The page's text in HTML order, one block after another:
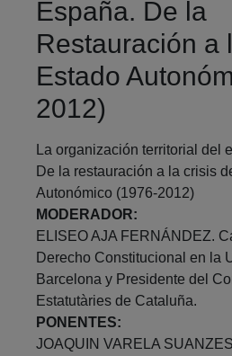
España. De la
Restauración a
Estado
2012)
La organización territorial del
De la restauración a la crisis
Autonómico (1976-2012)
MODERADOR:
ELISEO AJA FERNÁNDEZ.
Derecho Constitucional en la
Barcelona y Presidente del
Estatutàries de Cataluña.
PONENTES:
JOAQUIN VARELA